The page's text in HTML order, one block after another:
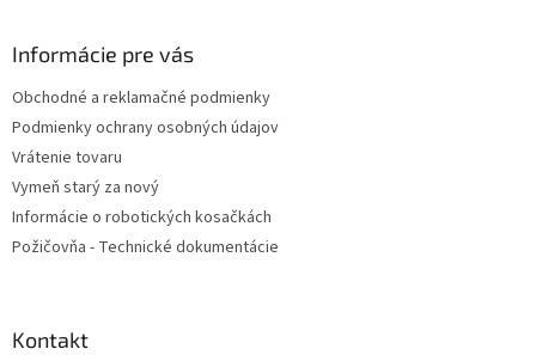
Informácie pre vás
Obchodné a reklamačné podmienky
Podmienky ochrany osobných údajov
Vrátenie tovaru
Vymeň starý za nový
Informácie o robotických kosačkách
Požičovňa - Technické dokumentácie
Kontakt